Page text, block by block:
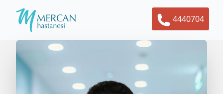
4440704